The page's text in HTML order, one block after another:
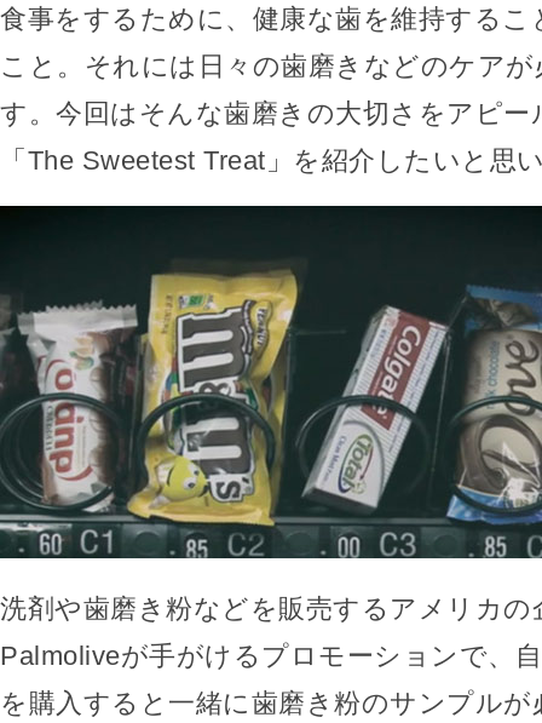
食事をするために、健康な歯を維持する
こと。それには日々の歯磨きなどのケア
す。今回はそんな歯磨きの大切さをアピー
「The Sweetest Treat」を紹介したいと思
洗剤や歯磨き粉などを販売するアメリカの
Palmoliveが手がけるプロモーションで、
を購入すると一緒に歯磨き粉のサンプル